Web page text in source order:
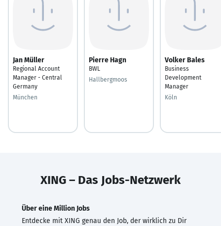
Jan Müller
Regional Account
Manager - Central
Germany
München
Pierre Hagn
BWL
Hallbergmoos
Volker Bales
Business
Development
Manager
Köln
XING – Das Jobs-Netzwerk
Über eine Million Jobs
Entdecke mit XING genau den Job, der wirklich zu Dir